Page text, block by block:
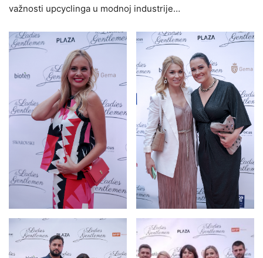
važnosti upcyclinga u modnoj industrije…